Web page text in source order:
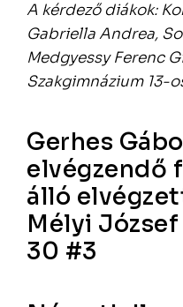
A kérdező diákok:
Gabriella Andrea,
Medgyessy Ferenc
Szakgimnázium 13-
Gerhes
elvégzendő
álló
Mélyi
30 #3